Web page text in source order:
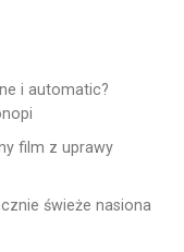
i automatic?
film z uprawy
świeże nasiona